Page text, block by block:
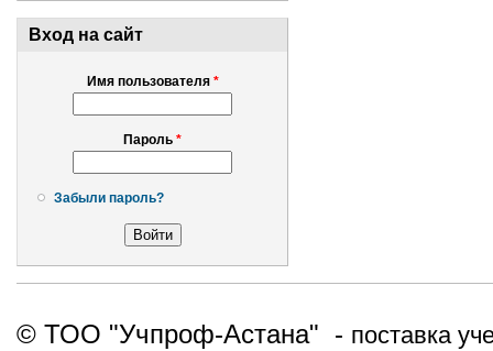
Вход на сайт
Имя пользователя *
Пароль *
Забыли пароль?
© ТОО "Учпроф-Астана" - поставка